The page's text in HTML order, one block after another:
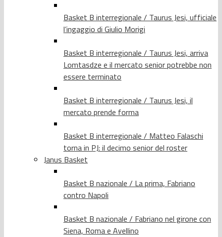
Basket B interregionale / Taurus Jesi, ufficiale
l’ingaggio di Giulio Morigi
Basket B interregionale / Taurus Jesi, arriva
Lomtasdze e il mercato senior potrebbe non
essere terminato
Basket B interregionale / Taurus Jesi, il
mercato prende forma
Basket B interregionale / Matteo Falaschi
torna in PJ: il decimo senior del roster
Janus Basket
Basket B nazionale / La prima, Fabriano
contro Napoli
Basket B nazionale / Fabriano nel girone con
Siena, Roma e Avellino